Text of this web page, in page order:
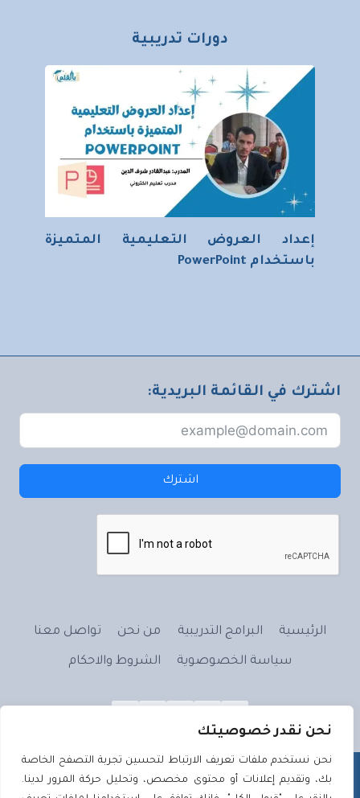
نحن نقدر خصوصيتك
نحن نستخدم ملفات تعريف الارتباط لتحسين تجربة التصفح الخاصة
بك، وتقديم إعلانات أو محتوى مخصص، وتحليل حركة المرور لدينا.
دورات تدريبية
إعداد العروض التعليمية المتميزة
باستخدام PowerPoint
اشترك في القائمة البريدية:
اشترك
الرئيسية البرامج التدريبية من نحن تواصل معنا
سياسة الخصوصوية الشروط والاحكام